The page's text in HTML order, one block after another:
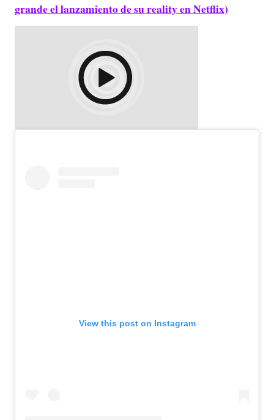
grande el lanzamiento de su reality en Netflix)
View this post on Instagram